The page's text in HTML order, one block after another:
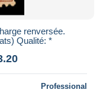
renversée.
Qualité: *
Professional